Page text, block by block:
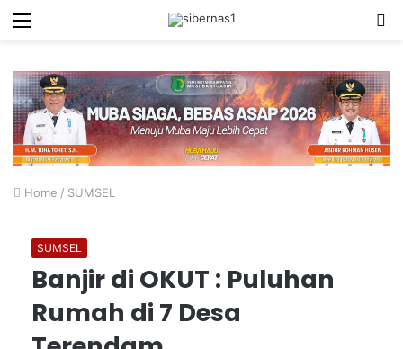
Menu
Home / SUMSEL
SUMSEL
Banjir di OKUT : Puluhan
Rumah di 7 Desa